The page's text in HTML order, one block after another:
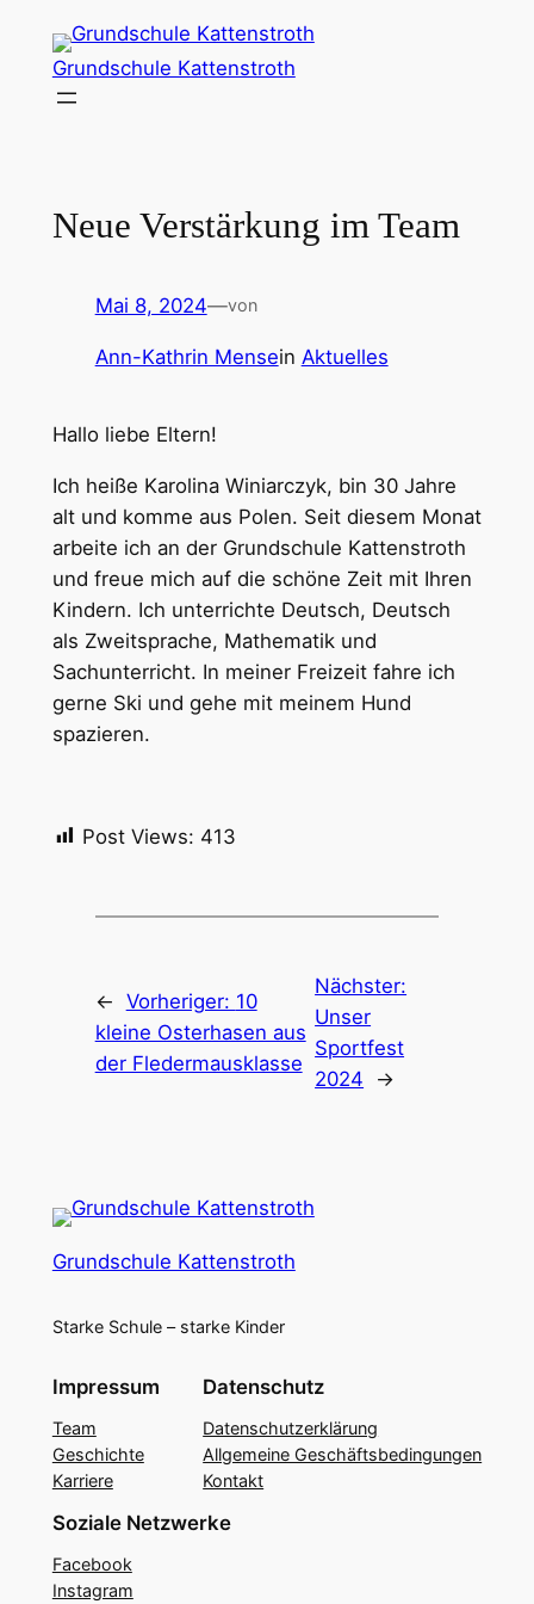
Inhalt
springen
Grundschule Kattenstroth
Neue Verstärkung im Team
Mai 8, 2024—von
Ann-Kathrin Mensein Aktuelles
Hallo liebe Eltern!
Ich heiße Karolina Winiarczyk, bin 30 Jahre
alt und komme aus Polen. Seit diesem Monat
arbeite ich an der Grundschule Kattenstroth
und freue mich auf die schöne Zeit mit Ihren
Kindern. Ich unterrichte Deutsch, Deutsch
als Zweitsprache, Mathematik und
Sachunterricht. In meiner Freizeit fahre ich
gerne Ski und gehe mit meinem Hund
spazieren.
Post Views: 413
← Vorheriger: 10
kleine Osterhasen aus
der Fledermausklasse
Nächster:
Unser
Sportfest
2024
→
Grundschule Kattenstroth
Starke Schule – starke Kinder
Impressum
Team
Geschichte
Karriere
Datenschutz
Datenschutzerklärung
Allgemeine Geschäftsbedingungen
Kontakt
Soziale Netzwerke
Facebook
Instagram